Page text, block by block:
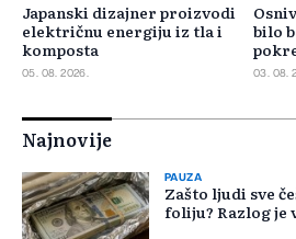
Japanski dizajner proizvodi
električnu energiju iz tla i
komposta
05. 08. 2026.
bilo
03. 08.
Najnovije
PAUZA
Zašto ljudi sve
foliju? Razlog je